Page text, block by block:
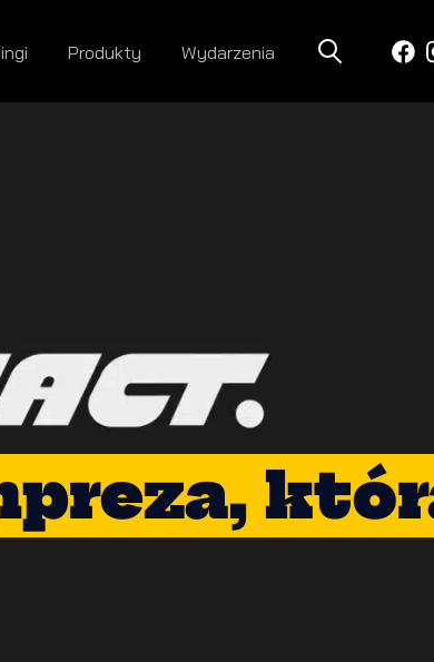
Produkty Wydarzenia